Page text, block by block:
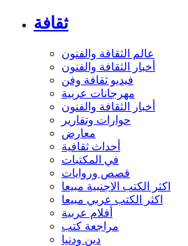
ثقافة
عالم الثقافة والفنون
أخبار الثقافة والفنون
فيديو ثقافة وفن
مهرجانات عربية
أخبار الثقافة والفنون
حوارات وتقارير
معارض
أحداث ثقافية
في المكتبات
قصص وروايات
اكثر الكتب الاجنبية مبيعا
اكثر الكتب عربي مبيعا
أفلام عربية
مراجعة كتب
دين ودنيا